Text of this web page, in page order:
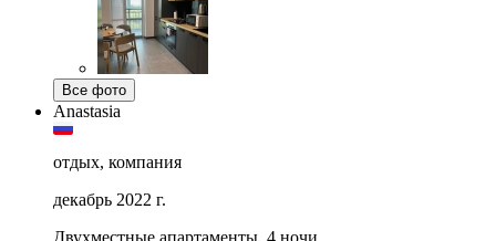
Все фото
Anastasia
отдых, компания
декабрь 2022 г.